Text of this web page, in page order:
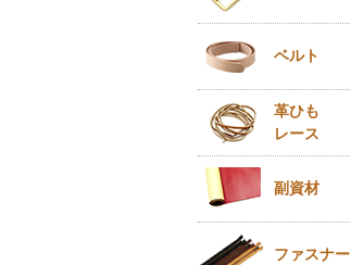
ベルト
革ひも
レース
副資材
ファスナー